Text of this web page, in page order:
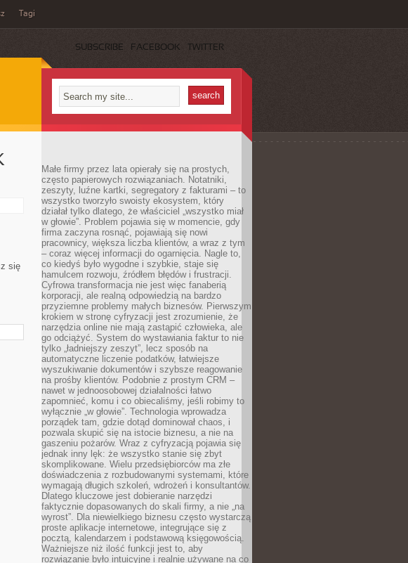
Tagi
SUBSCRIBE FACEBOOK TWITTER
się
Małe firmy przez lata opierały się na prostych,
często papierowych rozwiązaniach. Notatniki,
zeszyty, luźne kartki, segregatory z fakturami – to
wszystko tworzyło swoisty ekosystem, który
działał tylko dlatego, że właściciel „wszystko miał
w głowie”. Problem pojawia się w momencie, gdy
firma zaczyna rosnąć, pojawiają się nowi
pracownicy, większa liczba klientów, a wraz z tym
– coraz więcej informacji do ogarnięcia. Nagle to,
co kiedyś było wygodne i szybkie, staje się
hamulcem rozwoju, źródłem błędów i frustracji.
Cyfrowa transformacja nie jest więc fanaberią
korporacji, ale realną odpowiedzią na bardzo
przyziemne problemy małych biznesów. Pierwszym
krokiem w stronę cyfryzacji jest zrozumienie, że
narzędzia online nie mają zastąpić człowieka, ale
go odciążyć. System do wystawiania faktur to nie
tylko „ładniejszy zeszyt”, lecz sposób na
automatyczne liczenie podatków, łatwiejsze
wyszukiwanie dokumentów i szybsze reagowanie
na prośby klientów. Podobnie z prostym CRM –
nawet w jednoosobowej działalności łatwo
zapomnieć, komu i co obiecaliśmy, jeśli robimy to
wyłącznie „w głowie”. Technologia wprowadza
porządek tam, gdzie dotąd dominował chaos, i
pozwala skupić się na istocie biznesu, a nie na
gaszeniu pożarów. Wraz z cyfryzacją pojawia się
jednak inny lęk: że wszystko stanie się zbyt
skomplikowane. Wielu przedsiębiorców ma złe
doświadczenia z rozbudowanymi systemami, które
wymagają długich szkoleń, wdrożeń i konsultantów.
Dlatego kluczowe jest dobieranie narzędzi
faktycznie dopasowanych do skali firmy, a nie „na
wyrost”. Dla niewielkiego biznesu często wystarczą
proste aplikacje internetowe, integrujące się z
pocztą, kalendarzem i podstawową księgowością.
Ważniejsze niż ilość funkcji jest to, aby
rozwiązanie było intuicyjne i realnie używane na co